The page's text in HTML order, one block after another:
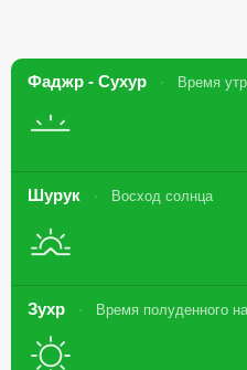
Фаджр - Сухур Время
Шурук Восход солнца
Зухр Время полуденного